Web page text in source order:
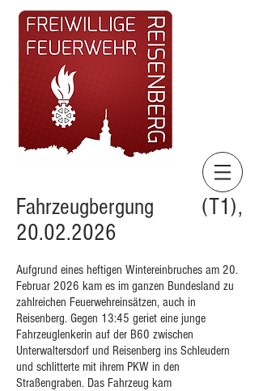
Fahrzeugbergung (T1),
20.02.2026
Aufgrund eines heftigen Wintereinbruches am 20.
Februar 2026 kam es im ganzen Bundesland zu
zahlreichen Feuerwehreinsätzen, auch in
Reisenberg. Gegen 13:45 geriet eine junge
Fahrzeuglenkerin auf der B60 zwischen
Unterwaltersdorf und Reisenberg ins Schleudern
und schlitterte mit ihrem PKW in den
Straßengraben. Das Fahrzeug kam